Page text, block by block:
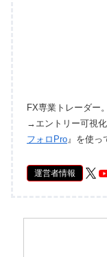
FX専業トレーダー
→エントリー可視
フォロPro』を使っ
運営者情報